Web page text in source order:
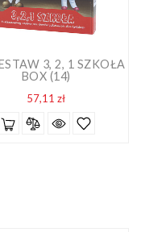
3, 2, 1 SZKOŁA
BOX (14)
57,11 złCena